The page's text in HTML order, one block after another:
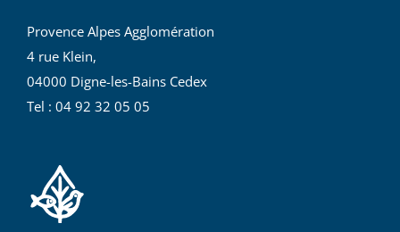
Provence Alpes Agglomération
4 rue Klein,
04000 Digne-les-Bains Cedex
Tel : 04 92 32 05 05